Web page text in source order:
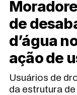
de
d’água
ação de
Usuários de
da estrutura